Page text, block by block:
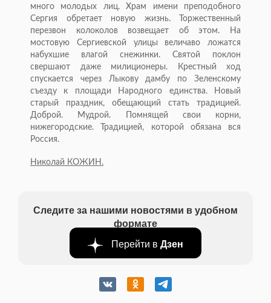
много молодых лиц. Храм имени преподобного
Сергия обретает новую жизнь. Торжественный
перезвон колоколов возвещает об этом. На
мостовую Сергиевской улицы величаво ложатся
набухшие влагой снежинки. Святой поклон
свершают даже милиционеры. Крестный ход
спускается через Лыкову дамбу по Зеленскому
съезду к площади Народного единства. Новый
старый праздник, обещающий стать традицией.
Доброй. Мудрой. Помнящей свои корни,
нижегородские. Традицией, которой обязана вся
Россия.
Николай КОЖИН.
Следите за нашими новостями в удобном
формате
Перейти в Дзен